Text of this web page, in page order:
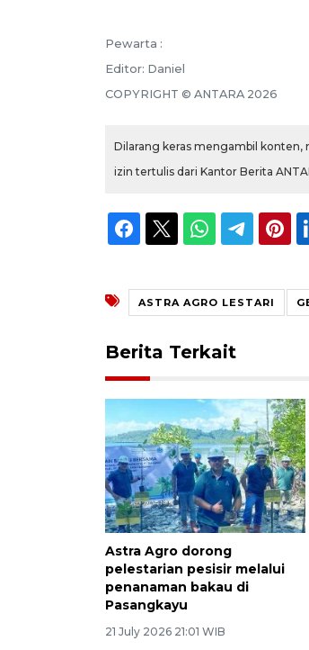
Pewarta :
Editor: Daniel
COPYRIGHT © ANTARA 2026
Dilarang keras mengambil konten,
izin tertulis dari Kantor Berita
ASTRA AGRO LESTARI
Berita Terkait
Astra Agro dorong
pelestarian pesisir melalui
penanaman bakau di
Pasangkayu
21 July 2026 21:01 WIB